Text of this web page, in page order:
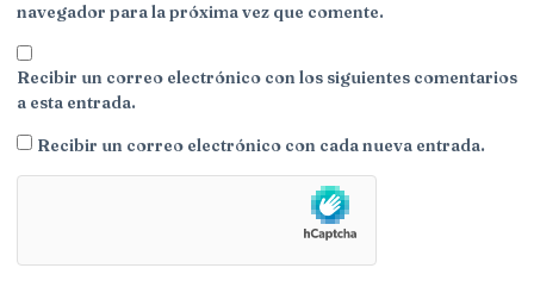
navegador para la próxima vez que comente.
Recibir un correo electrónico con los siguientes comentarios
a esta entrada.
Recibir un correo electrónico con cada nueva entrada.